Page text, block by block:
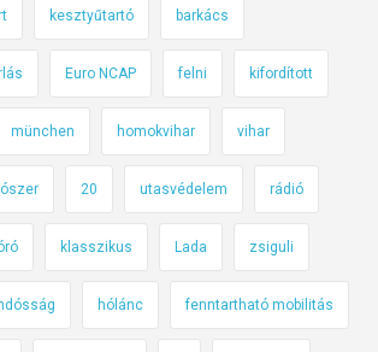
kesztyűtartó barkács
Euro NCAP felni kifordított
münchen homokvihar vihar
20 utasvédelem rádió
klasszikus Lada zsiguli
hólánc fenntartható mobilitás